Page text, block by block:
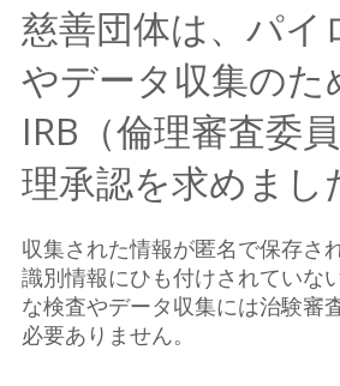
慈善団体は、パイ
やデータ収集のた
IRB（倫理審査委
理承認を求めまし
収集された情報が匿名で保存さ
識別情報にひも付けされていな
な検査やデータ収集には治験審
必要ありません。